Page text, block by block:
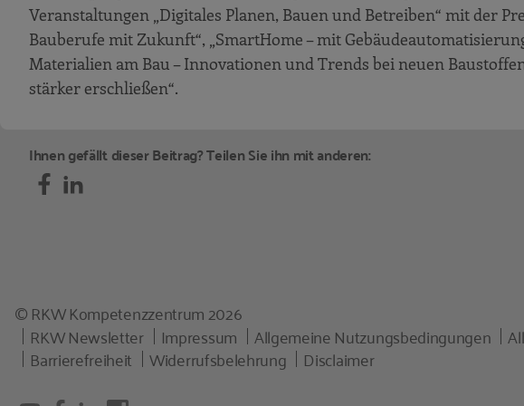
Veranstaltungen „Digitales Planen, Bauen und Betreiben“ mit der
Bauberufe mit Zukunft“, „SmartHome – mit
Materialien am Bau – Innovationen und Trends bei neuen
stärker erschließen“.
Ihnen gefällt dieser Beitrag? Teilen Sie ihn mit anderen:
© RKW Kompetenzzentrum 2026
RKW Newsletter
Impressum Allgemeine Nutzungsbedingungen
Barrierefreiheit Widerrufsbelehrung Disclaimer